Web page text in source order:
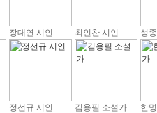
장대연 시인 최인찬 시인 성
정선규 시인 김용필 소설가 한